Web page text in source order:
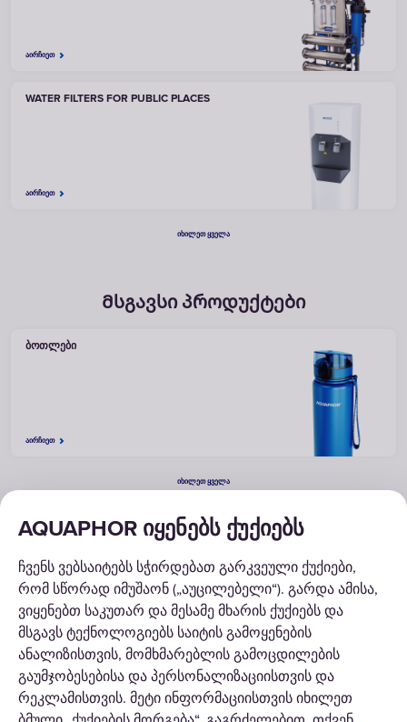
ᲐᲘᲠᲩᲘᲔᲗ
WATER FILTERS FOR PUBLIC PLACES
ᲐᲘᲠᲩᲘᲔᲗ
ᲘᲮᲘᲚᲔᲗ ᲧᲕᲔᲚᲐ
Მსგავსი პროდუქტები
ᲑᲝᲗᲚᲔᲑᲘ
ᲐᲘᲠᲩᲘᲔᲗ
ᲘᲮᲘᲚᲔᲗ ᲧᲕᲔᲚᲐ
AQUAPHOR იყენებს ქუქიებს
ჩვენს ვებსაიტებს სჭირდებათ გარკვეული ქუქიები,
რომ სწორად იმუშაონ („აუცილებელი“). გარდა ამისა,
ვიყენებთ საკუთარ და მესამე მხარის ქუქიებს და
მსგავს ტექნოლოგიებს საიტის გამოყენების
ანალიზისთვის, მომხმარებლის გამოცდილების
გაუმჯობესებისა და პერსონალიზაციისთვის და
რეკლამისთვის. მეტი ინფორმაციისთვის იხილეთ
ᲒᲐᲓᲐᲬᲧᲕᲔᲢᲘᲚᲔᲑᲔᲑᲘ
ᲩᲕᲔᲜᲡ ᲨᲔᲡᲐᲮᲔᲑ